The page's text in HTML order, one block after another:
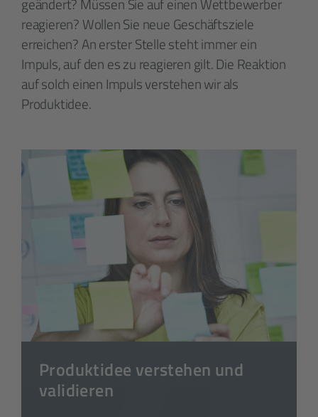
reagieren? Wollen Sie neue Geschäftsziele
erreichen? An erster Stelle steht immer ein
Impuls, auf den es zu reagieren gilt. Die Reaktion
auf solch einen Impuls verstehen wir als
Produktidee.
Produktidee verstehen und
validieren